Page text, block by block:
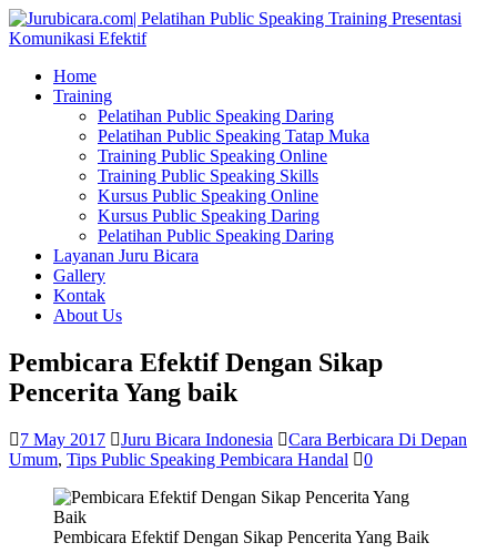
Home
Training
Pelatihan Public Speaking Daring
Pelatihan Public Speaking Tatap Muka
Training Public Speaking Online
Training Public Speaking Skills
Kursus Public Speaking Online
Kursus Public Speaking Daring
Pelatihan Public Speaking Daring
Layanan Juru Bicara
Gallery
Kontak
About Us
Pembicara Efektif Dengan Sikap
Pencerita Yang baik
7 May 2017 Juru Bicara Indonesia
Cara Berbicara Di Depan
Umum, Tips Public Speaking Pembicara Handal 0
Pembicara Efektif Dengan Sikap Pencerita Yang Baik